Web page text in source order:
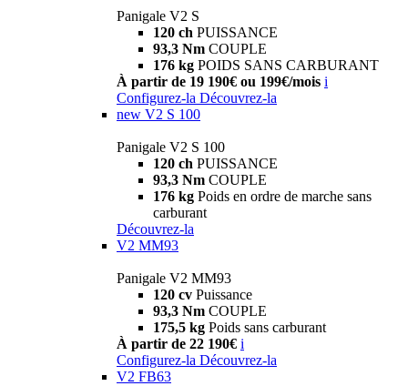
Panigale V2 S
120 ch PUISSANCE
93,3 Nm COUPLE
176 kg POIDS SANS CARBURANT
À partir de 19 190€ ou 199€/mois i
Configurez-la Découvrez-la
new V2 S 100
Panigale V2 S 100
120 ch PUISSANCE
93,3 Nm COUPLE
176 kg Poids en ordre de marche sans
carburant
Découvrez-la
V2 MM93
Panigale V2 MM93
120 cv Puissance
93,3 Nm COUPLE
175,5 kg Poids sans carburant
À partir de 22 190€ i
Configurez-la Découvrez-la
V2 FB63